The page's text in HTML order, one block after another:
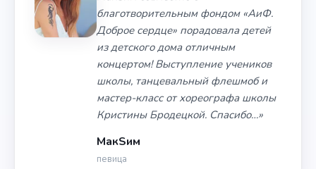
благотворительным фондом «АиФ.
Доброе сердце» порадовала детей
из детского дома отличным
концертом! Выступление учеников
школы, танцевальный флешмоб и
мастер-класс от хореографа школы
Кристины Бродецкой. Спасибо…»
МакSим
певица